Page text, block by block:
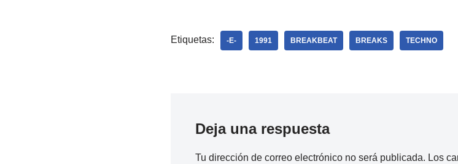
Etiquetas: -E- 1991 BREAKBEAT BREAKS TECHNO
Deja una respuesta
Tu dirección de correo electrónico no será publicada. Los